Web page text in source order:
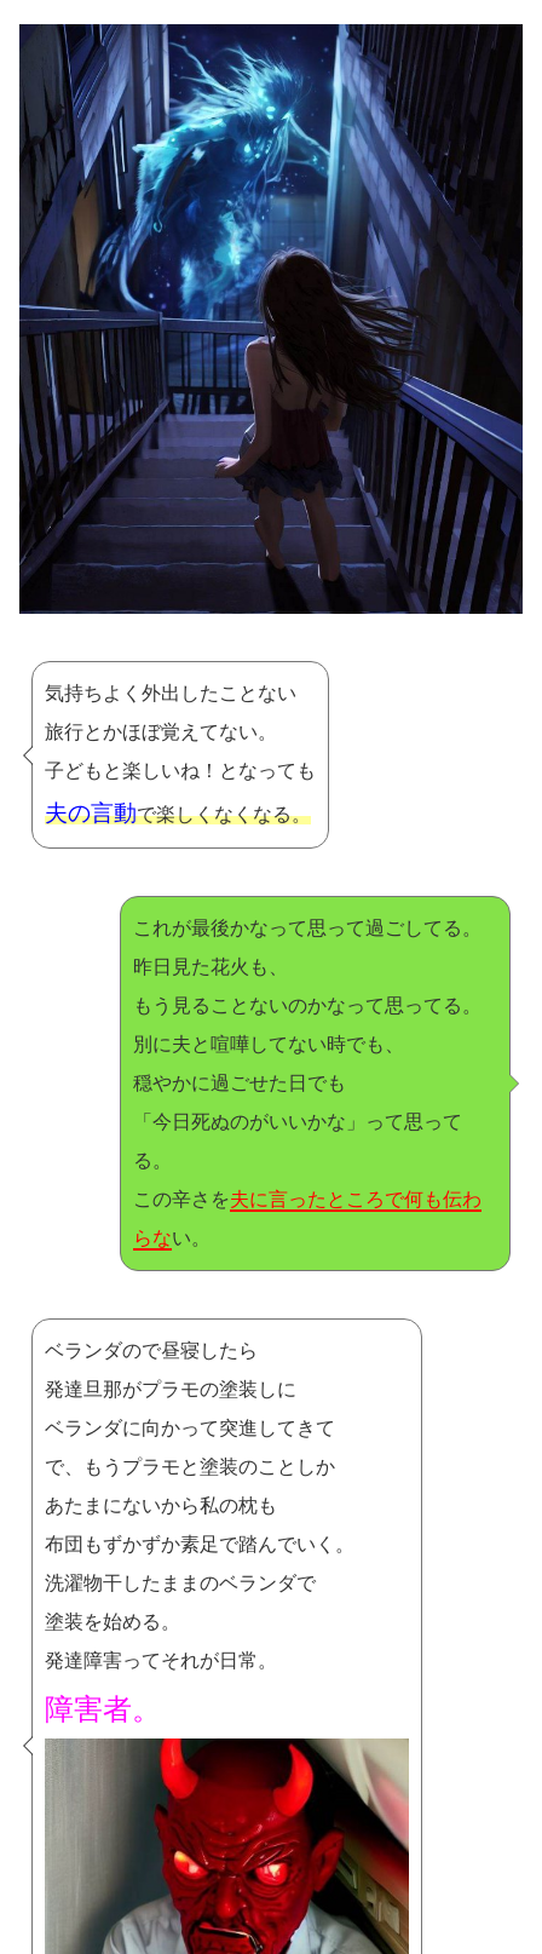
気持ちよく外出したことない
旅行とかほぼ覚えてない。
子どもと楽しいね！となっても
夫の言動で楽しくなくなる。
これが最後かなって思って過ごしてる。
昨日見た花火も、
もう見ることないのかなって思ってる。
別に夫と喧嘩してない時でも、
穏やかに過ごせた日でも
「今日死ぬのがいいかな」って思って
る。
この辛さを夫に言ったところで何も伝わ
らない。
ベランダので昼寝したら
発達旦那がプラモの塗装しに
ベランダに向かって突進してきて
で、もうプラモと塗装のことしか
あたまにないから私の枕も
布団もずかずか素足で踏んでいく。
洗濯物干したままのベランダで
塗装を始める。
発達障害ってそれが日常。
障害者。